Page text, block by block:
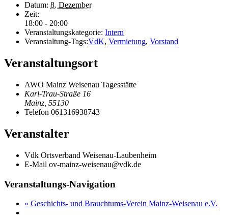
Datum: 8. Dezember
Zeit:
18:00 - 20:00
Veranstaltungskategorie: Intern
Veranstaltung-Tags:VdK, Vermietung, Vorstand
Veranstaltungsort
AWO Mainz Weisenau Tagesstätte
Karl-Trau-Straße 16
Mainz 55130
Telefon 061316938743
Veranstalter
Vdk Ortsverband Weisenau-Laubenheim
E-Mail ov-mainz-weisenau@vdk.de
Veranstaltungs-Navigation
« Geschichts- und Brauchtums-Verein Mainz-Weisenau e.V.